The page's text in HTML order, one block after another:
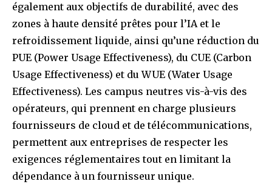
également aux objectifs de durabilité, avec des
zones à haute densité prêtes pour l’IA et le
refroidissement liquide, ainsi qu’une réduction du
PUE (Power Usage Effectiveness), du CUE (Carbon
Usage Effectiveness) et du WUE (Water Usage
Effectiveness). Les campus neutres vis-à-vis des
opérateurs, qui prennent en charge plusieurs
fournisseurs de cloud et de télécommunications,
permettent aux entreprises de respecter les
exigences réglementaires tout en limitant la
dépendance à un fournisseur unique.